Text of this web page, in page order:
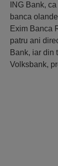
ING Bank,
banca
Exim Banca
patru ani
Bank, iar din
Volksbank,